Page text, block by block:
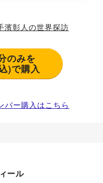
濱彰人の世界探訪
のみを
税込)で購入
バー購入はこちら
ール